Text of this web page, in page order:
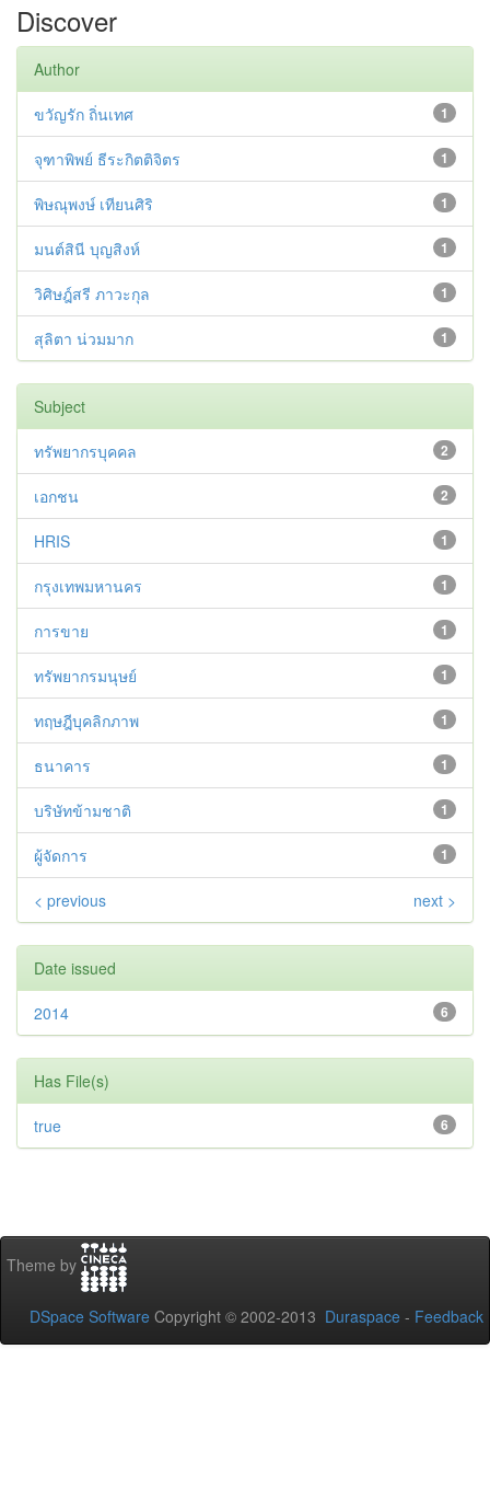
Discover
Author
1
ขวัญรัก ถิ่นเทศ
1
จุฑาพิพย์ ธีระกิตติจิตร
1
พิษณุพงษ์ เทียนศิริ
1
มนต์สินี บุญสิงห์
1
วิศิษฎ์สรี ภาวะกุล
1
สุลิตา น่วมมาก
Subject
2
ทรัพยากรบุคคล
2
เอกชน
1
HRIS
1
กรุงเทพมหานคร
1
การขาย
1
ทรัพยากรมนุษย์
1
ทฤษฎีบุคลิกภาพ
1
ธนาคาร
1
บริษัทข้ามชาติ
1
ผู้จัดการ
< previous next >
Date issued
6
2014
Has File(s)
6
true
Theme by
DSpace Software Copyright © 2002-2013 Duraspace - Feedback